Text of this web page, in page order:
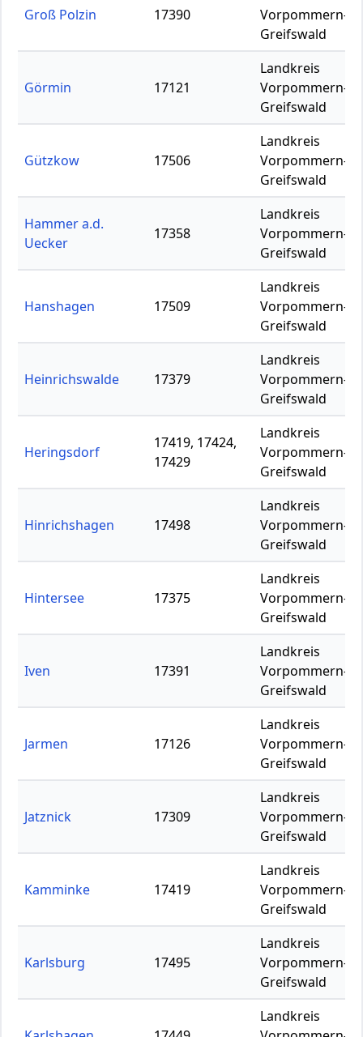
Groß Polzin 17390
Vorpommern-
Greifswald
Görmin 17121
Landkreis
Vorpommern-
Greifswald
Gützkow 17506
Landkreis
Vorpommern-
Greifswald
Hammer a.d.
Uecker
17358
Landkreis
Vorpommern-
Greifswald
Hanshagen 17509
Landkreis
Vorpommern-
Greifswald
Heinrichswalde 17379
Landkreis
Vorpommern-
Greifswald
Heringsdorf
17419, 17424,
17429
Landkreis
Vorpommern-
Greifswald
Hinrichshagen 17498
Landkreis
Vorpommern-
Greifswald
Hintersee 17375
Landkreis
Vorpommern-
Greifswald
Iven 17391
Landkreis
Vorpommern-
Greifswald
Jarmen 17126
Landkreis
Vorpommern-
Greifswald
Jatznick 17309
Landkreis
Vorpommern-
Greifswald
Kamminke 17419
Landkreis
Vorpommern-
Greifswald
Karlsburg 17495
Landkreis
Vorpommern-
Greifswald
Landkreis